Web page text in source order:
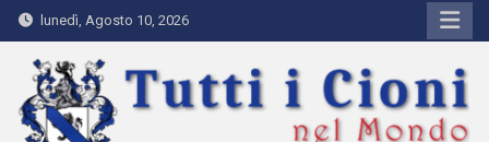
Skip
to
content
lunedì, Agosto 10, 2026